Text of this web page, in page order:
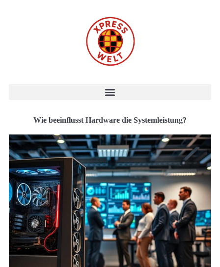
Wie beeinflusst Hardware die Systemleistung?